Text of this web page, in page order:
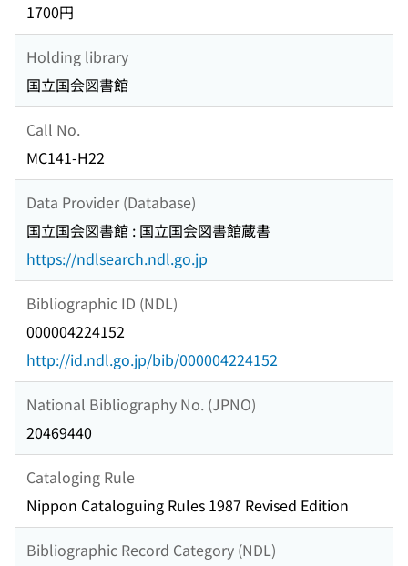
1700円
Holding library
国立国会図書館
Call No.
MC141-H22
Data Provider (Database)
国立国会図書館 : 国立国会図書館蔵書
https://ndlsearch.ndl.go.jp
Bibliographic ID (NDL)
000004224152
http://id.ndl.go.jp/bib/000004224152
National Bibliography No. (JPNO)
20469440
Cataloging Rule
Nippon Cataloguing Rules 1987 Revised Edition
Bibliographic Record Category (NDL)